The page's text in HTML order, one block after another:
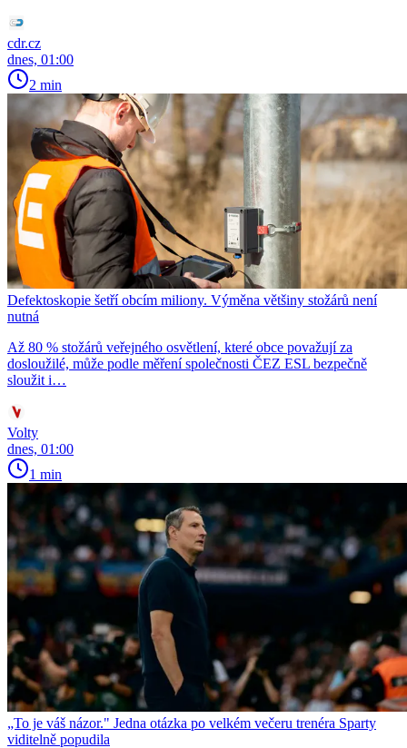
cdr.cz
dnes, 01:00
2 min
Defektoskopie šetří obcím miliony. Výměna většiny stožárů není
nutná
Až 80 % stožárů veřejného osvětlení, které obce považují za
dosloužilé, může podle měření společnosti ČEZ ESL bezpečně
sloužit i…
Volty
dnes, 01:00
1 min
„To je váš názor." Jedna otázka po velkém večeru trenéra Sparty
viditelně popudila